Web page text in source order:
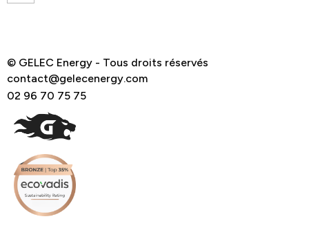
© GELEC Energy - Tous droits réservés
contact@gelecenergy.com
02 96 70 75 75